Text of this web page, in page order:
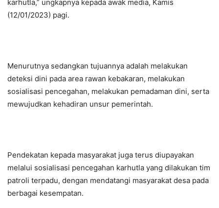
karhutla,” ungkapnya kepada awak media, Kamis
(12/01/2023) pagi.
Menurutnya sedangkan tujuannya adalah melakukan
deteksi dini pada area rawan kebakaran, melakukan
sosialisasi pencegahan, melakukan pemadaman dini, serta
mewujudkan kehadiran unsur pemerintah.
Pendekatan kepada masyarakat juga terus diupayakan
melalui sosialisasi pencegahan karhutla yang dilakukan tim
patroli terpadu, dengan mendatangi masyarakat desa pada
berbagai kesempatan.